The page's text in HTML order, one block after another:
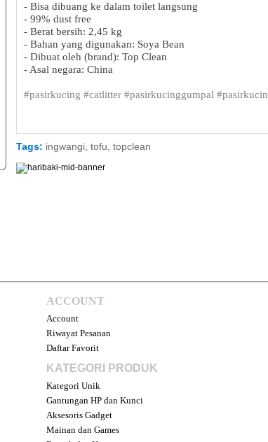
- Bisa dibuang ke dalam toilet langsung
- 99% dust free
- Berat bersih: 2,45 kg
- Bahan yang digunakan: Soya Bean
- Dibuat oleh (brand): Top Clean
- Asal negara: China
#pasirkucing #catlitter #pasirkucinggumpal
Tags: ingwangi tofu topclean
ACCOUNT
Account
Riwayat Pesanan
Daftar Favorit
KATEGORI PRODUK
Kategori Unik
Gantungan HP dan Kunci
Aksesoris Gadget
Mainan dan Games